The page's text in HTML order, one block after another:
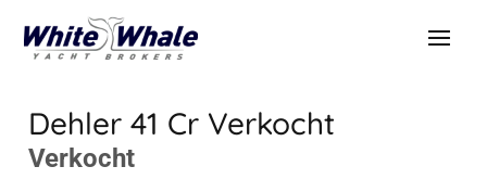
Dehler 41 Cr Verkocht
Verkocht